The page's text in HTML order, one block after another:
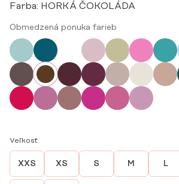
Farba: HORKÁ ČOKOLÁDA
Obmedzená ponuka farieb
Veľkosť
XXS XS S M L